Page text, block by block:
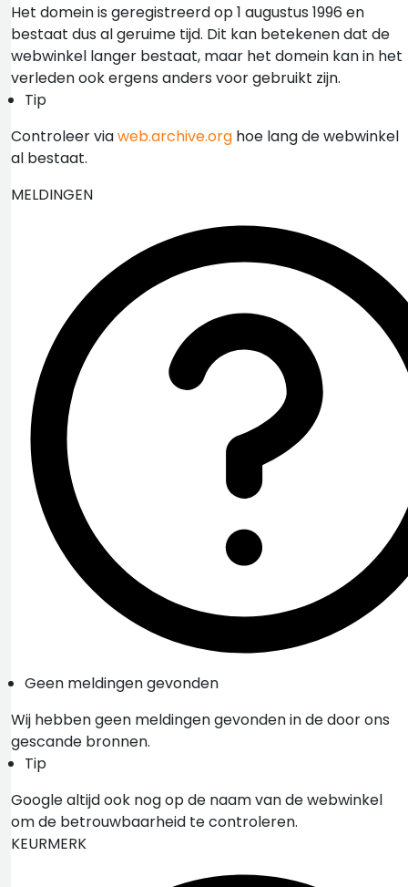
Het domein is geregistreerd op 1 augustus 1996 en
bestaat dus al geruime tijd. Dit kan betekenen dat de
webwinkel langer bestaat, maar het domein kan in het
verleden ook ergens anders voor gebruikt zijn.
Tip
Controleer viaweb.archive.org hoe lang de webwinkel
al bestaat.
MELDINGEN
Geen meldingen gevonden
Wij hebben geen meldingen gevonden in de door ons
gescande bronnen.
Tip
Google altijd ook nog op de naam van de webwinkel
om de betrouwbaarheid te controleren.
KEURMERK